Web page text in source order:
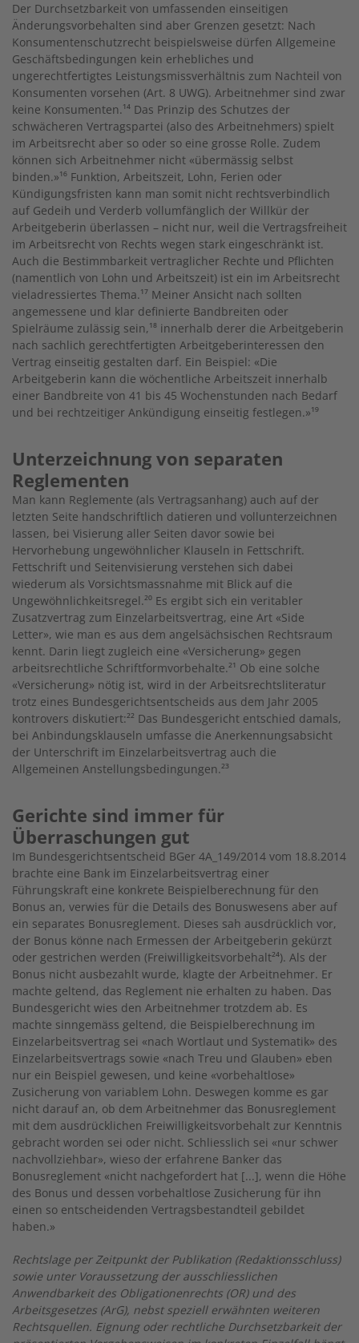
Der Durchsetzbarkeit von umfassenden einseitigen
Änderungsvorbehalten sind aber Grenzen gesetzt: Nach
Konsumentenschutzrecht beispielsweise dürfen Allgemeine
Geschäftsbedingungen kein erhebliches und
ungerechtfertigtes Leistungsmissverhältnis zum Nachteil von
Konsumenten vorsehen (Art. 8 UWG). Arbeitnehmer sind zwar
keine Konsumenten.¹⁴ Das Prinzip des Schutzes der
schwächeren Vertragspartei (also des Arbeitnehmers) spielt
im Arbeitsrecht aber so oder so eine grosse Rolle. Zudem
können sich Arbeitnehmer nicht «übermässig selbst
binden.»¹⁶ Funktion, Arbeitszeit, Lohn, Ferien oder
Kündigungsfristen kann man somit nicht rechtsverbindlich
auf Gedeih und Verderb vollumfänglich der Willkür der
Arbeitgeberin überlassen – nicht nur, weil die Vertragsfreiheit
im Arbeitsrecht von Rechts wegen stark eingeschränkt ist.
Auch die Bestimmbarkeit vertraglicher Rechte und Pflichten
(namentlich von Lohn und Arbeitszeit) ist ein im Arbeitsrecht
vieladressiertes Thema.¹⁷ Meiner Ansicht nach sollten
angemessene und klar definierte Bandbreiten oder
Spielräume zulässig sein,¹⁸ innerhalb derer die Arbeitgeberin
nach sachlich gerechtfertigten Arbeitgeberinteressen den
Vertrag einseitig gestalten darf. Ein Beispiel: «Die
Arbeitgeberin kann die wöchentliche Arbeitszeit innerhalb
einer Bandbreite von 41 bis 45 Wochenstunden nach Bedarf
und bei rechtzeitiger Ankündigung einseitig festlegen.»¹⁹
Unterzeichnung von separaten
Reglementen
Man kann Reglemente (als Vertragsanhang) auch auf der
letzten Seite handschriftlich datieren und vollunterzeichnen
lassen, bei Visierung aller Seiten davor sowie bei
Hervorhebung ungewöhnlicher Klauseln in Fettschrift.
Fettschrift und Seitenvisierung verstehen sich dabei
wiederum als Vorsichtsmassnahme mit Blick auf die
Ungewöhnlichkeitsregel.²⁰ Es ergibt sich ein veritabler
Zusatzvertrag zum Einzelarbeitsvertrag, eine Art «Side
Letter», wie man es aus dem angelsächsischen Rechtsraum
kennt. Darin liegt zugleich eine «Versicherung» gegen
arbeitsrechtliche Schriftformvorbehalte.²¹ Ob eine solche
«Versicherung» nötig ist, wird in der Arbeitsrechtsliteratur
trotz eines Bundesgerichtsentscheids aus dem Jahr 2005
kontrovers diskutiert:²² Das Bundesgericht entschied damals,
bei Anbindungsklauseln umfasse die Anerkennungsabsicht
der Unterschrift im Einzelarbeitsvertrag auch die
Allgemeinen Anstellungsbedingungen.²³
Gerichte sind immer für
Überraschungen gut
Im Bundesgerichtsentscheid BGer 4A_149/2014 vom 18.8.2014
brachte eine Bank im Einzelarbeitsvertrag einer
Führungskraft eine konkrete Beispielberechnung für den
Bonus an, verwies für die Details des Bonuswesens aber auf
ein separates Bonusreglement. Dieses sah ausdrücklich vor,
der Bonus könne nach Ermessen der Arbeitgeberin gekürzt
oder gestrichen werden (Freiwilligkeitsvorbehalt²⁴). Als der
Bonus nicht ausbezahlt wurde, klagte der Arbeitnehmer. Er
machte geltend, das Reglement nie erhalten zu haben. Das
Bundesgericht wies den Arbeitnehmer trotzdem ab. Es
machte sinngemäss geltend, die Beispielberechnung im
Einzelarbeitsvertrag sei «nach Wortlaut und Systematik» des
Einzelarbeitsvertrags sowie «nach Treu und Glauben» eben
nur ein Beispiel gewesen, und keine «vorbehaltlose»
Zusicherung von variablem Lohn. Deswegen komme es gar
nicht darauf an, ob dem Arbeitnehmer das Bonusreglement
mit dem ausdrücklichen Freiwilligkeitsvorbehalt zur Kenntnis
gebracht worden sei oder nicht. Schliesslich sei «nur schwer
nachvollziehbar», wieso der erfahrene Banker das
Bonusreglement «nicht nachgefordert hat [...], wenn die Höhe
des Bonus und dessen vorbehaltlose Zusicherung für ihn
einen so entscheidenden Vertragsbestandteil gebildet
haben.»
Rechtslage per Zeitpunkt der Publikation (Redaktionsschluss)
sowie unter Voraussetzung der ausschliesslichen
Anwendbarkeit des Obligationenrechts (OR) und des
Arbeitsgesetzes (ArG), nebst speziell erwähnten weiteren
Rechtsquellen. Eignung oder rechtliche Durchsetzbarkeit der